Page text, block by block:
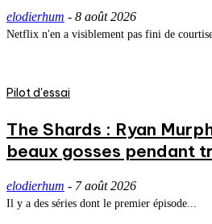
elodierhum - 8 août 2026
Netflix n'en a visiblement pas fini de
Pilot d'essai
The Shards : Ryan
beaux gosses pendant
elodierhum - 7 août 2026
Il y a des séries dont le premier épisode...